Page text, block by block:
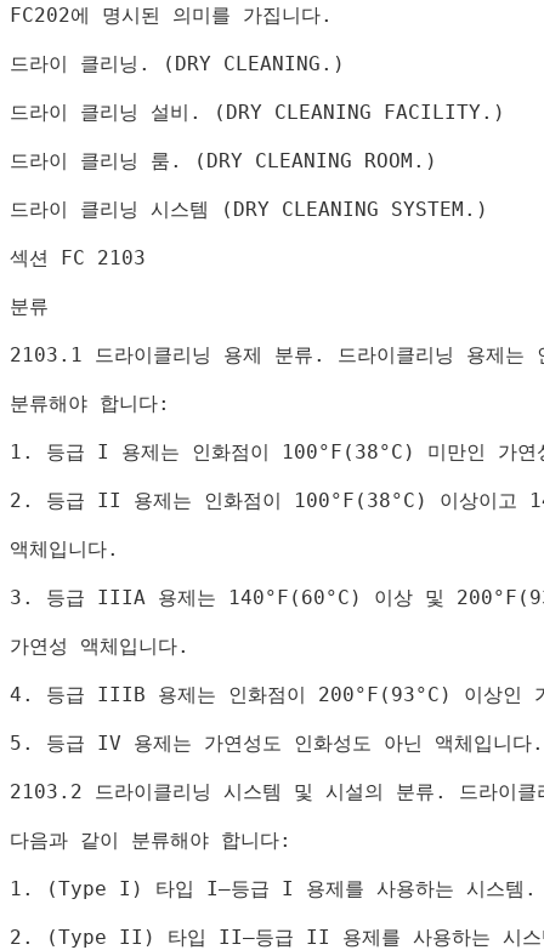
FC202에 명시된 의미를 가집니다.
드라이 클리닝 . (DRY CLEANING.)
드라이 클리닝 설비 . (DRY CLEANING FACILITY.)
드라이 클리닝 룸 . (DRY CLEANING ROOM.)
드라이 클리닝 시스템 (DRY CLEANING SYSTEM.)
섹션 FC 2103
분류
2103.1 드라이클리닝 용제 분류 . 드라이클리닝 용제는
분류해야 합니다:
1. 등급 I 용제는 인화점이 100°F(38°C) 미만인 가연
2. 등급 II 용제는 인화점이 100°F(38°C) 이상이고
액체입니다.
3. 등급 IIIA 용제는 140°F(60°C) 이상 및
가연성 액체입니다.
4. 등급 IIIB 용제는 인화점이 200°F(93°C) 이상인
5. 등급 IV 용제는 가연성도 인화성도 아닌 액체입니다.
2103.2 드라이클리닝 시스템 및 시설의 분류 . 드라이
다음과 같이 분류해야 합니다:
1. (Type I) 타입 I—등급 I 용제를 사용하는 시스템 .
2. (Type II) 타입 II—등급 II 용제를 사용하는 시